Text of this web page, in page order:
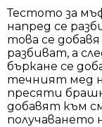
Тестото за
напред се
това се
разбиват, а
бъркане се
течният мед
пресяти
добавят към
получаването